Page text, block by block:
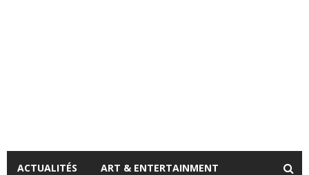
ACTUALITÉS ART & ENTERTAINMENT